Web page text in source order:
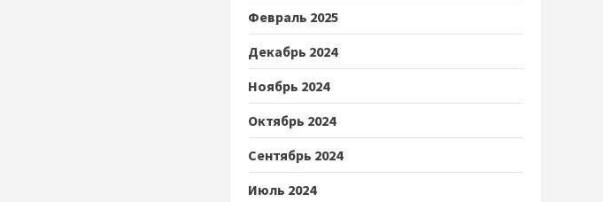
Февраль 2025
Декабрь 2024
Ноябрь 2024
Октябрь 2024
Сентябрь 2024
Июль 2024